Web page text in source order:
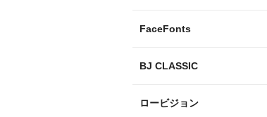
FaceFonts
BJ CLASSIC
ロービジョン